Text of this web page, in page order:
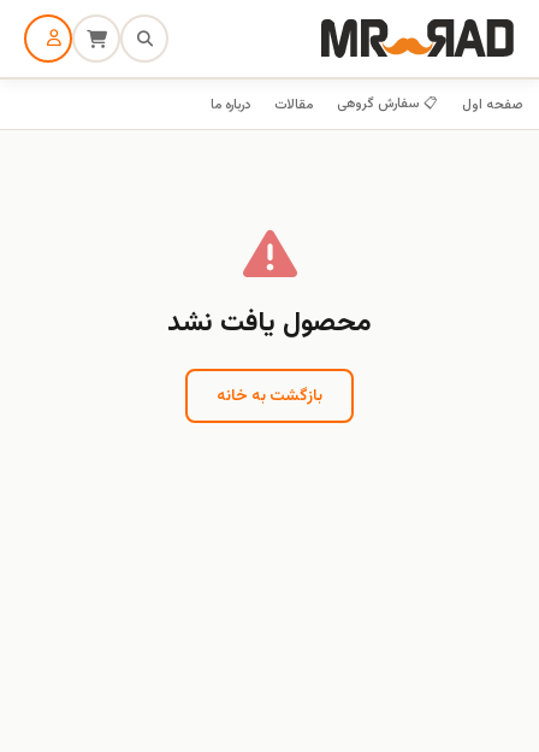
صفحه اول 📋 سفارش گروهی مقالات درباره ما
محصول یافت نشد
بازگشت به خانه